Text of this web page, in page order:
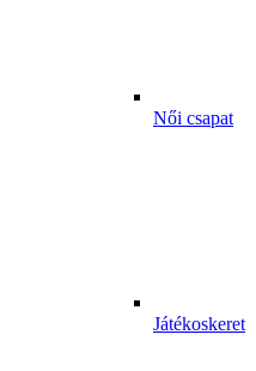
Női csapat
Játékoskeret